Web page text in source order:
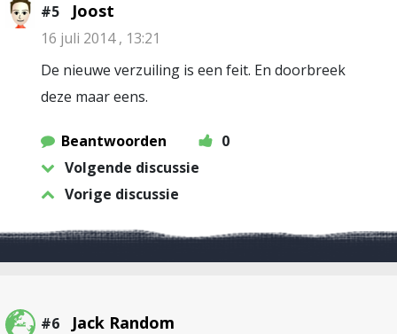
#5 Joost
16 juli 2014 , 13:21
De nieuwe verzuiling is een feit. En doorbreek
deze maar eens.
Beantwoorden
0
Volgende discussie
Vorige discussie
#6 Jack Random